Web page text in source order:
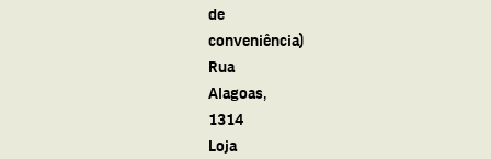
de
conveniência)
Rua
Alagoas,
1314
Loja